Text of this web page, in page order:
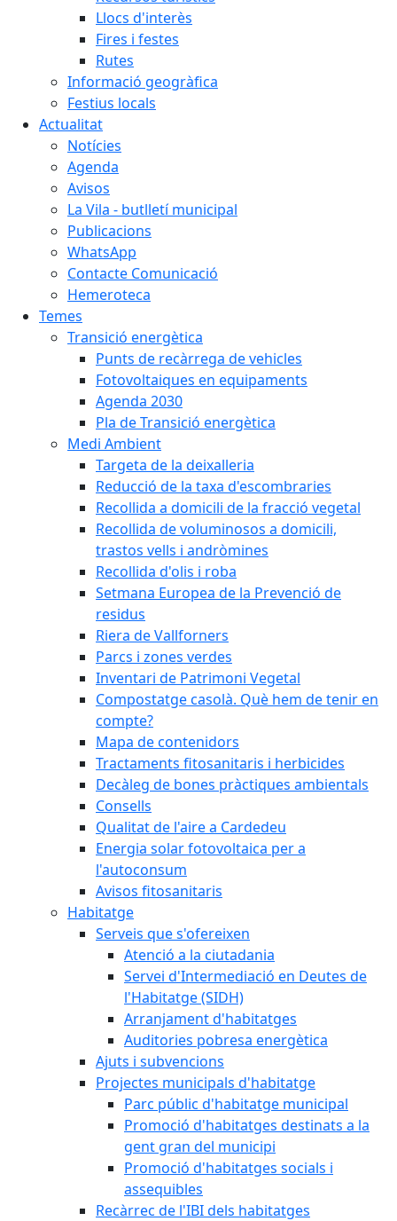
Llocs d'interès
Fires i festes
Rutes
Informació geogràfica
Festius locals
Actualitat
Notícies
Agenda
Avisos
La Vila - butlletí municipal
Publicacions
WhatsApp
Contacte Comunicació
Hemeroteca
Temes
Transició energètica
Punts de recàrrega de vehicles
Fotovoltaiques en equipaments
Agenda 2030
Pla de Transició energètica
Medi Ambient
Targeta de la deixalleria
Reducció de la taxa d'escombraries
Recollida a domicili de la fracció vegetal
Recollida de voluminosos a domicili,
trastos vells i andròmines
Recollida d'olis i roba
Setmana Europea de la Prevenció de
residus
Riera de Vallforners
Parcs i zones verdes
Inventari de Patrimoni Vegetal
Compostatge casolà. Què hem de tenir en
compte?
Mapa de contenidors
Tractaments fitosanitaris i herbicides
Decàleg de bones pràctiques ambientals
Consells
Qualitat de l'aire a Cardedeu
Energia solar fotovoltaica per a
l'autoconsum
Avisos fitosanitaris
Habitatge
Serveis que s'ofereixen
Atenció a la ciutadania
Servei d'Intermediació en Deutes de
l'Habitatge (SIDH)
Arranjament d'habitatges
Auditories pobresa energètica
Ajuts i subvencions
Projectes municipals d'habitatge
Parc públic d'habitatge municipal
Promoció d'habitatges destinats a la
gent gran del municipi
Promoció d'habitatges socials i
assequibles
Recàrrec de l'IBI dels habitatges